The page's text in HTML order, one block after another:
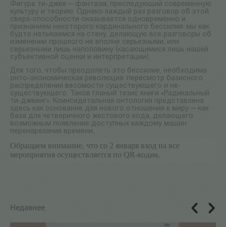
Фигура ти-джея — фантазм, преследующий современную
культуру и теорию. Однако каждый раз разговор об этой
сверх-способности оказывается одновременно и
признанием некоторого кардинального бессилия: мы как
будто натыкаемся на стену, делающую все разговоры об
изменении прошлого не вполне серьезными, или
серьезными лишь наполовину (касающимися лишь нашей
субъективной оценки и интерпретации).
Для того, чтобы преодолеть это бессилие, необходима
онто-экономическая революция: пересмотр базисного
распределения весомости существующего и не-
существующего. Таков гланый тезис книги «Радикальный
ти-джеинг». Коинсидетальная онтология представлена
здесь как основание для нового отношения к миру — как
база для четверичного жестового кода, делающего
возможным появление доступных каждому машин
перенарезания времени.
Обращаем внимание, что со 2 января вход на все
мероприятия осуществляется по QR-кодам.
Недавнее